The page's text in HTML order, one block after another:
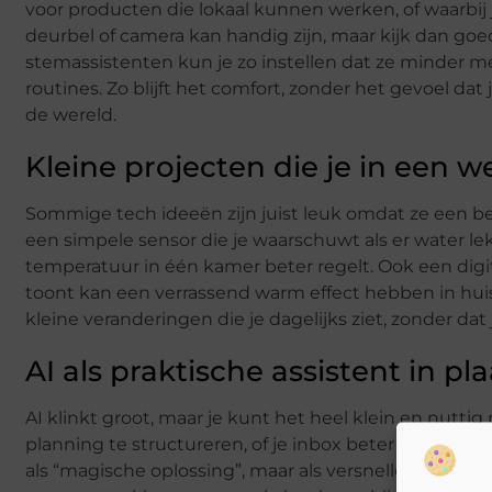
voor producten die lokaal kunnen werken, of
deurbel of camera kan handig zijn, maar kijk dan
stemassistenten kun je zo instellen dat ze minder
routines. Zo blijft het comfort, zonder het gevoel dat
de wereld.
Kleine projecten die je in een
Sommige tech ideeën zijn juist leuk omdat ze een
een simpele sensor die je waarschuwt als er water
temperatuur in één kamer beter regelt. Ook een
toont kan een verrassend warm effect hebben in
kleine veranderingen die je dagelijks ziet, zonder
AI als praktische assistent in
AI klinkt groot, maar je kunt het heel klein en nuttig
planning te structureren, of je inbox beter op te
als “magische oplossing”, maar als versneller van